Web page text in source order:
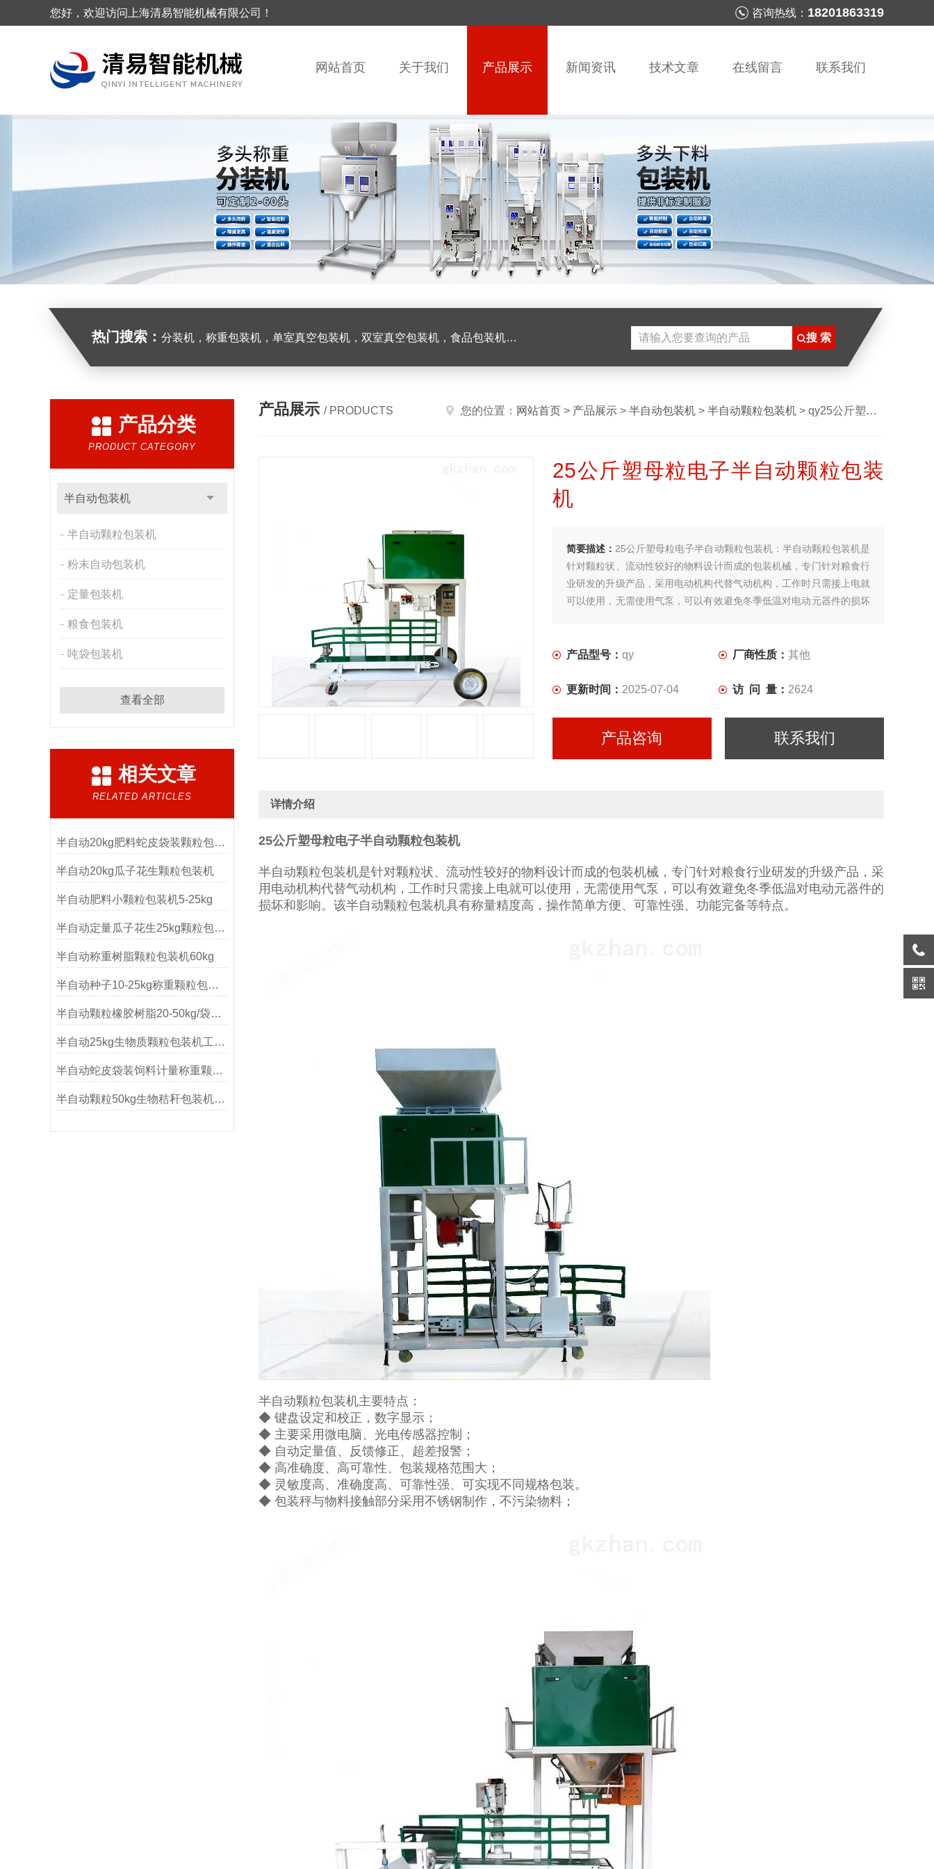
您好，欢迎访问上海清易智能机械有限公司！ 咨询热线： 18201863319
网站首页 关于我们 产品展示 新闻资讯 技术文章 在线留言 联系我们
热门搜索： 分装机，称重包装机，单室真空包装机，双室真空包装机，食品包装机，半自动灌装机
产品分类
PRODUCT CATEGORY
半自动包装机
半自动颗粒包装机
粉末自动包装机
定量包装机
粮食包装机
吨袋包装机
查看全部
相关文章
RELATED ARTICLES
半自动20kg肥料蛇皮袋装颗粒包装机
半自动20kg瓜子花生颗粒包装机
半自动肥料小颗粒包装机5-25kg
半自动定量瓜子花生25kg颗粒包装机厂家
半自动称重树脂颗粒包装机60kg
半自动种子10-25kg称重颗粒包装机
半自动颗粒橡胶树脂20-50kg/袋包装机
半自动25kg生物质颗粒包装机工作原理
半自动蛇皮袋装饲料计量称重颗粒包装机
半自动颗粒50kg生物秸秆包装机产品简介
产品展示 / PRODUCTS 您的位置： 网站首页 > 产品展示 > 半自动包装机 > 半自动颗粒包装机 > qy25公斤塑母粒电子半自动颗粒包装机
25公斤塑母粒电子半自动颗粒包装
机
简要描述： 25公斤塑母粒电子半自动颗粒包装机：半自动颗粒包装机是
针对颗粒状、流动性较好的物料设计而成的包装机械，专门针对粮食行
业研发的升级产品，采用电动机构代替气动机构，工作时只需接上电就
可以使用，无需使用气泵，可以有效避免冬季低温对电动元器件的损坏
产品型号： qy 厂商性质： 其他
更新时间： 2025-07-04 访 问 量： 2624
产品咨询 联系我们
详情介绍
25公斤塑母粒电子半自动颗粒包装机
半自动颗粒包装机是针对颗粒状、流动性较好的物料设计而成的包装机械，专门针对粮食行业研发的升级产品，采
用电动机构代替气动机构，工作时只需接上电就可以使用，无需使用气泵，可以有效避免冬季低温对电动元器件的
损坏和影响。该半自动颗粒包装机具有称量精度高，操作简单方便、可靠性强、功能完备等特点。
半自动颗粒包装机主要特点：
◆ 键盘设定和校正，数字显示；
◆ 主要采用微电脑、光电传感器控制；
◆ 自动定量值、反馈修正、超差报警；
◆ 高准确度、高可靠性、包装规格范围大；
◆ 灵敏度高、准确度高、可靠性强、可实现不同规格包装。
◆ 包装秤与物料接触部分采用不锈钢制作，不污染物料；